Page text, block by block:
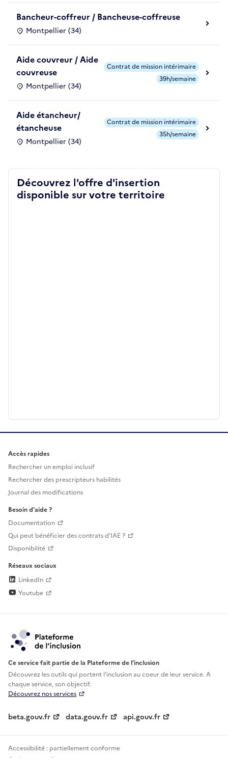
Bancheur-coffreur / Bancheuse-coffreuse
Montpellier (34)
Aide couvreur / Aide
couvreuse
Montpellier (34)
Contrat de mission intérimaire
39h/semaine
Aide étancheur/
étancheuse
Montpellier (34)
Contrat de mission intérimaire
35h/semaine
Découvrez l'offre d'insertion
disponible sur votre territoire
Accès rapides
Rechercher un emploi inclusif
Rechercher des prescripteurs habilités
Journal des modifications
Besoin d'aide ?
Documentation
Qui peut bénéficier des contrats d'IAE ?
Disponibilité
Réseaux sociaux
LinkedIn
Youtube
Ce service fait partie de la Plateforme de l’inclusion
Découvrez les outils qui portent l'inclusion aucoeur de leur service. A
chaque service, son objectif.
Découvrez nos services
beta.gouv.fr data.gouv.fr api.gouv.fr
Accessibilité : partiellement conforme